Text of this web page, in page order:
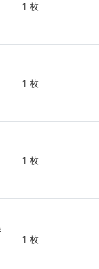
1 枚
1 枚
1 枚
1 枚